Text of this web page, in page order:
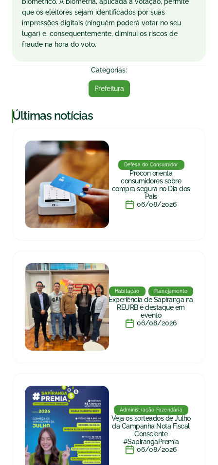
que os eleitores sejam identificados por suas
impressões digitais (ninguém poderá votar no seu
lugar) e, consequentemente, diminui os riscos de
fraude na hora do voto.
Categorias:
Prefeitura
|Últimas notícias
Defesa do Consumidor
Procon orienta
consumidores sobre
compra segura no Dia dos
Pais
06/08/2026
Habitação Planejamento
Experiência de Sapiranga na
REURB é destaque em
evento
06/08/2026
Administração Fazendária
Veja os sorteados de Julho
da Campanha Nota Fiscal
Consciente
#SapirangaPremia
06/08/2026